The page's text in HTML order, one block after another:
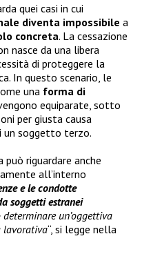
quei casi in cui
diventa impossibile a
concreta. La cessazione
nasce da una libera
di proteggere la
In questo scenario, le
una forma di
equiparate, sotto
per giusta causa
un soggetto terzo.
può riguardare anche
all’interno
e le condotte
soggetti estranei
determinare un’oggettiva
lavorativa“, si legge nella